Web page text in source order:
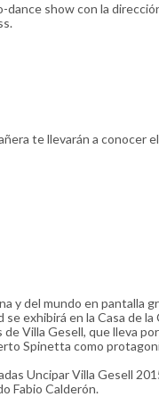
dance show con la
te llevarán a conocer
y del mundo en pantalla
exhibirá en la Casa de la
Villa Gesell, que lleva
Spinetta como
Uncipar Villa Gesell
Fabio Calderón.